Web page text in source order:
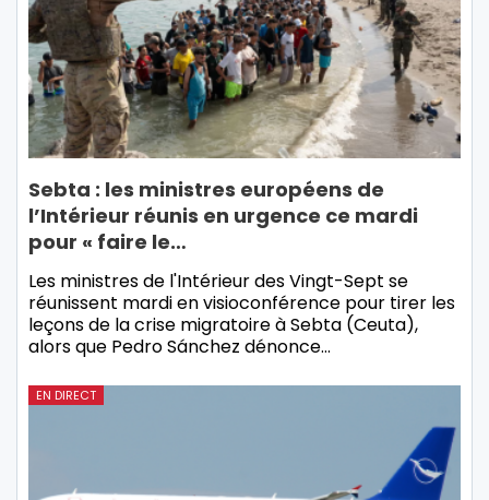
Sebta : les ministres européens de
l’Intérieur réunis en urgence ce mardi
pour « faire le…
Les ministres de l'Intérieur des Vingt-Sept se
réunissent mardi en visioconférence pour tirer les
leçons de la crise migratoire à Sebta (Ceuta),
alors que Pedro Sánchez dénonce…
EN DIRECT